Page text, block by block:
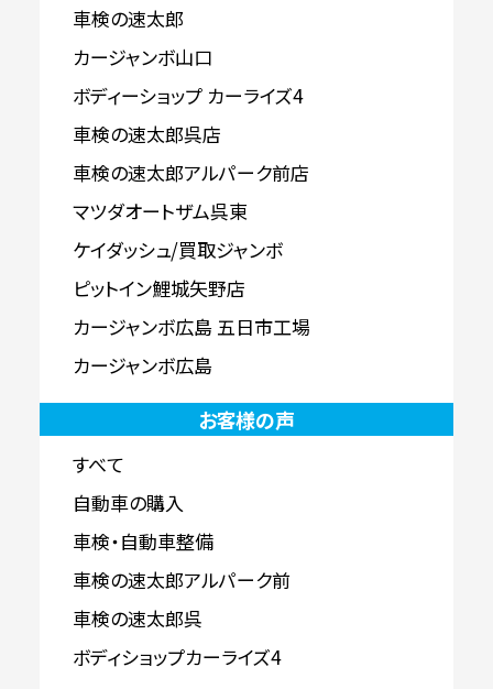
車検の速太郎
カージャンボ山口
ボディーショップ カーライズ4
車検の速太郎呉店
車検の速太郎アルパーク前店
マツダオートザム呉東
ケイダッシュ/買取ジャンボ
ピットイン鯉城矢野店
カージャンボ広島 五日市工場
カージャンボ広島
お客様の声
すべて
自動車の購入
車検・自動車整備
車検の速太郎アルパーク前
車検の速太郎呉
ボディショップカーライズ4